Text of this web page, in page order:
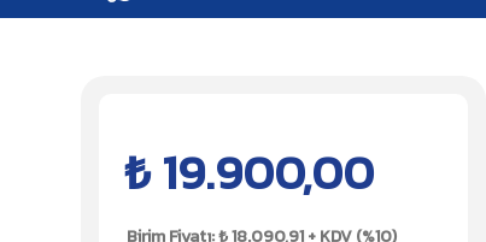
₺19.900,00
Birim Fiyatı: ₺ 18.090,91 + KDV (%10)